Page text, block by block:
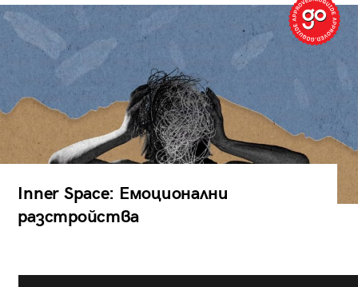
Inner Space: Емоционални
разстройства